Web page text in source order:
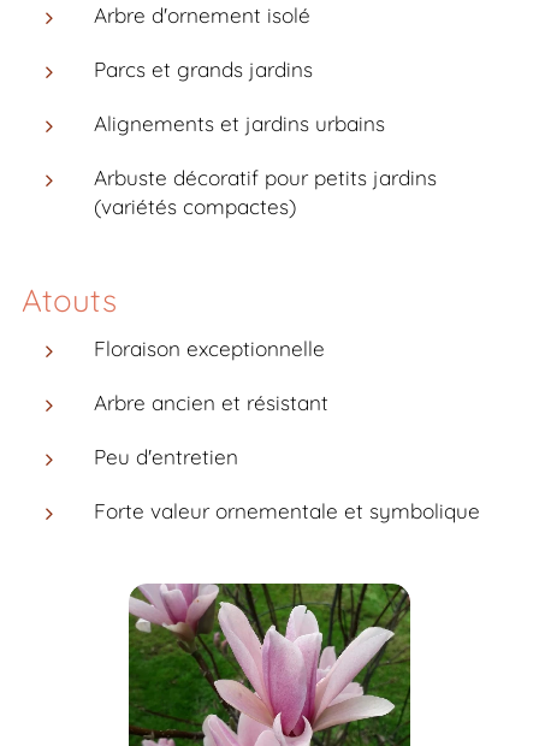
Arbre d'ornement isolé
Parcs et grands jardins
Alignements et jardins urbains
Arbuste décoratif pour petits jardins
(variétés compactes)
Atouts
Floraison exceptionnelle
Arbre ancien et résistant
Peu d'entretien
Forte valeur ornementale et symbolique